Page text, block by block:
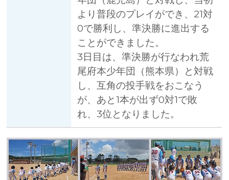
より普段のプレイができ、21対
0で勝利し、準決勝に進出する
ことができました。
3日目は、準決勝が行なわれ荒
尾府本少年団（熊本県）と対戦
し、互角の投手戦をおこなう
が、あと1本が出ず0対1で敗
れ、3位となりました。